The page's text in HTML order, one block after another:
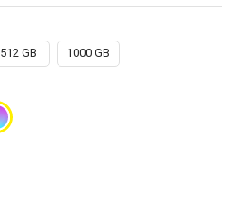
512 GB 1000 GB